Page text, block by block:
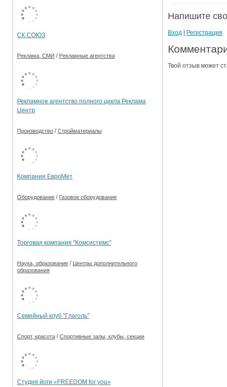
Напишите
Вход Регистрация
Твой отзыв может
СК СОЮЗ
Реклама, СМИ / Рекламные агентства
Рекламное агентство полного цикла Реклама
Центр
Производство /Стройматериалы
Компания ЕвроМет
Оборудование / Газовое оборудование
Торговая компания "Комсистемс"
Наука, образование / Центры дополнительного
образования
Семейный клуб "Глаголь"
Спорт, красота /Спортивные залы, клубы, секции
Студия йоги «FREEDOM for you»